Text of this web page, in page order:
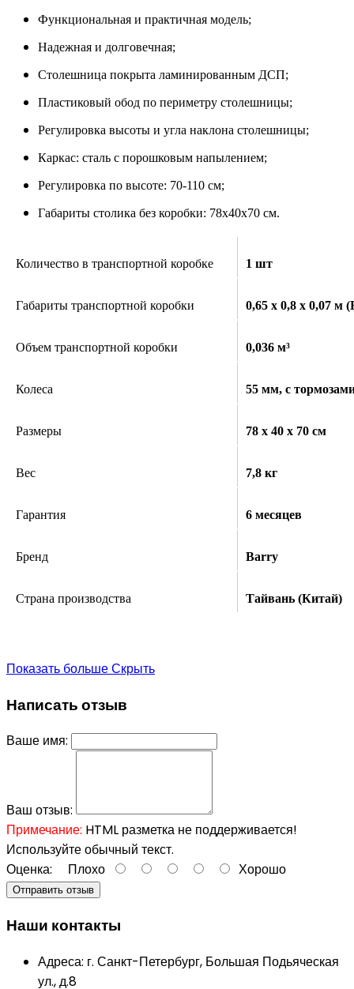
Функциональная и практичная модель;
Надежная и долговечная;
Столешница покрыта ламинированным ДСП;
Пластиковый обод по периметру столешницы;
Регулировка высоты и угла наклона столешницы;
Каркас: сталь с порошковым напылением;
Регулировка по высоте: 70-110 см;
Габариты столика без коробки: 78x40x70 см.
Количество в транспортной коробке 1 шт
Габариты транспортной коробки 0,65 x 0,8 x 0,07 м
Объем транспортной коробки 0,036 м³
Колеса 55 мм, с
Размеры 78 x 40 x 70 см
Вес 7,8 кг
Гарантия 6 месяцев
Бренд Barry
Страна производства Тайвань (Китай)
Показать большеСкрыть
Написать отзыв
Ваше имя:
Ваш отзыв:
Примечание: HTML разметка не поддерживается!
Используйте обычный текст.
Оценка: Плохо Хорошо
Отправить отзыв
Наши контакты
Адреса: г. Санкт-Петербург, Большая Подьяческая
ул., д.8